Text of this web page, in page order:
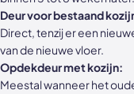
Akoestische panelen
Kleurstalen
Sample sale
Stalen schuifdeuren
Stalen wanden
Stalen binnendeuren
Deur voor bestaand
Direct, tenzij er een
van de nieuwe vloer.
Opdekdeur met kozijn:
Meestal wanneer het